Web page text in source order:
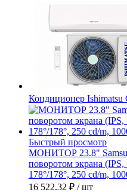
Кондиционер
Быстрый просмотр
МОНИТОР 23.8"
поворотом экрана
178°/178°, 250 cd/m,
16 522.32 ₽ / шт